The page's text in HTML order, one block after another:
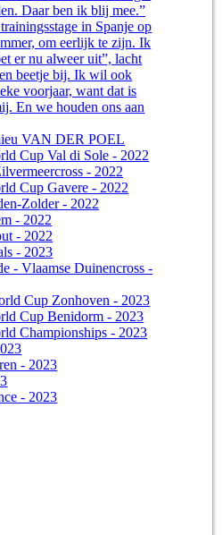
Daar ben ik blij mee.”
in Spanje op
om eerlijk te zijn. Ik
er nu alweer uit”, lacht
beetje bij. Ik wil ook
voorjaar, want dat is
En we houden ons aan
VAN DER POEL
Cup Val di Sole - 2022
- 2022
Cup Gavere - 2022
Zolder - 2022
- 2022
- 2022
- 2023
- Vlaamse Duinencross -
Cup Zonhoven - 2023
Cup Benidorm - 2023
Championships - 2023
- 2023
- 2023